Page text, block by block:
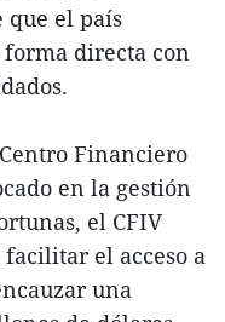
que el país
directa con
Financiero
en la gestión
el CFIV
el acceso a
una